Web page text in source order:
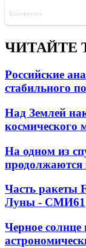
ЧИТАЙТЕ
Российские
стабильного
Над Землей
космического
На одном из
продолжаются
Часть ракеты
Луны - СМИ61
Черное